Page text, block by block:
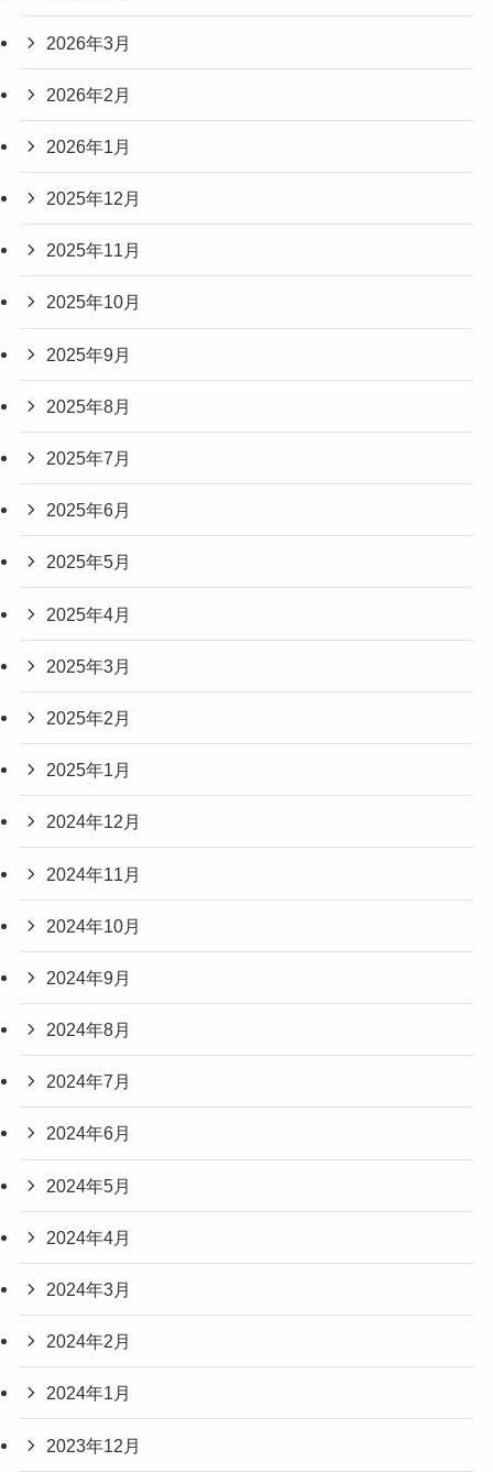
2026年3月
2026年2月
2026年1月
2025年12月
2025年11月
2025年10月
2025年9月
2025年8月
2025年7月
2025年6月
2025年5月
2025年4月
2025年3月
2025年2月
2025年1月
2024年12月
2024年11月
2024年10月
2024年9月
2024年8月
2024年7月
2024年6月
2024年5月
2024年4月
2024年3月
2024年2月
2024年1月
2023年12月